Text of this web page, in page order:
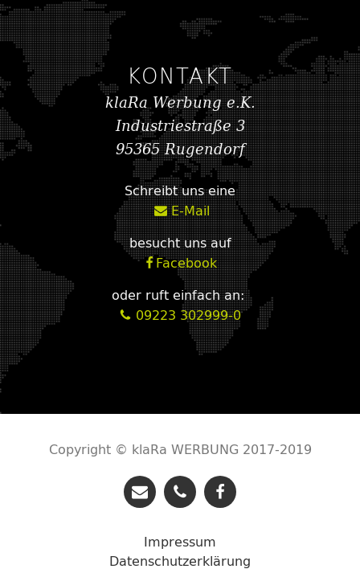
KONTAKT
klaRa Werbung e.K.
Industriestraße 3
95365 Rugendorf
Schreibt uns eine
mE-Mail
besucht uns auf
f Facebook
oder ruft einfach an:
p 09223 302999-0
Copyright © klaRa WERBUNG 2017-2019
m p f
Impressum
Datenschutzerklärung